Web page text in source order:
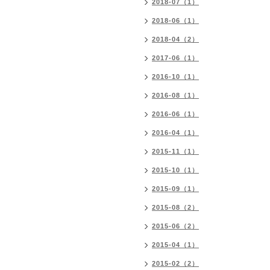
2018-07（1）
2018-06（1）
2018-04（2）
2017-06（1）
2016-10（1）
2016-08（1）
2016-06（1）
2016-04（1）
2015-11（1）
2015-10（1）
2015-09（1）
2015-08（2）
2015-06（2）
2015-04（1）
2015-02（2）